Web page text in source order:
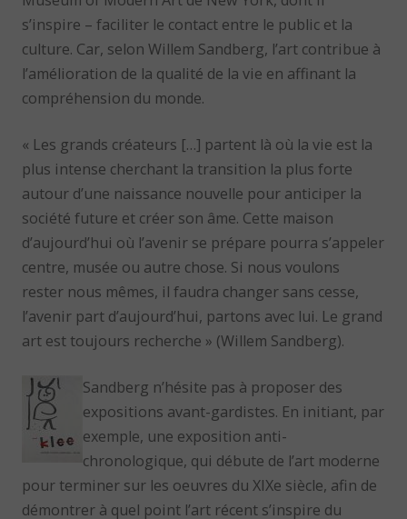
s’inspire – faciliter le contact entre le public et la
culture. Car, selon Willem Sandberg, l’art contribue à
l’amélioration de la qualité de la vie en affinant la
compréhension du monde.
« Les grands créateurs […] partent là où la vie est la
plus intense cherchant la transition la plus forte
autour d’une naissance nouvelle pour anticiper la
société future et créer son âme. Cette maison
d’aujourd’hui où l’avenir se prépare pourra s’appeler
centre, musée ou autre chose. Si nous voulons
rester nous mêmes, il faudra changer sans cesse,
l’avenir part d’aujourd’hui, partons avec lui. Le grand
art est toujours recherche » (Willem Sandberg).
Sandberg n’hésite pas à proposer des
expositions avant-gardistes. En initiant, par
exemple, une exposition anti-
chronologique, qui débute de l’art moderne
pour terminer sur les oeuvres du XIXe siècle, afin de
démontrer à quel point l’art récent s’inspire du